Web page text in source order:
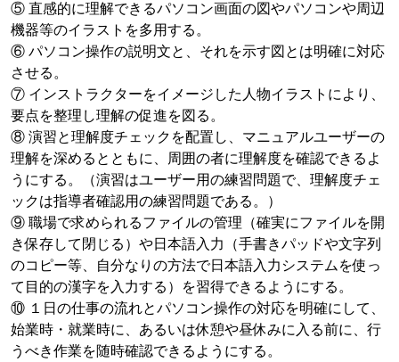
⑤ 直感的に理解できるパソコン画面の図やパソコンや周辺
機器等のイラストを多用する。
⑥ パソコン操作の説明文と、それを示す図とは明確に対応
させる。
⑦ インストラクターをイメージした人物イラストにより、
要点を整理し理解の促進を図る。
⑧ 演習と理解度チェックを配置し、マニュアルユーザーの
理解を深めるとともに、周囲の者に理解度を確認できるよ
うにする。（演習はユーザー用の練習問題で、理解度チェ
ックは指導者確認用の練習問題である。）
⑨ 職場で求められるファイルの管理（確実にファイルを開
き保存して閉じる）や日本語入力（手書きパッドや文字列
のコピー等、自分なりの方法で日本語入力システムを使っ
て目的の漢字を入力する）を習得できるようにする。
⑩ １日の仕事の流れとパソコン操作の対応を明確にして、
始業時・就業時に、あるいは休憩や昼休みに入る前に、行
うべき作業を随時確認できるようにする。